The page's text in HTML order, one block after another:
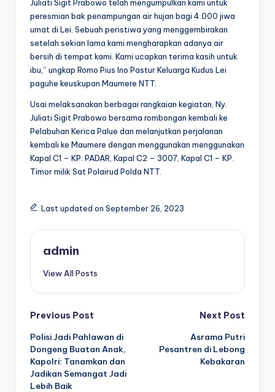
Juliati Sigit Prabowo telah mengumpulkan kami untuk
peresmian bak penampungan air hujan bagi 4.000 jiwa
umat di Lei. Sebuah peristiwa yang menggembirakan
setelah sekian lama kami mengharapkan adanya air
bersih di tempat kami. Kami ucapkan terima kasih untuk
ibu,” ungkap Romo Pius Ino Pastur Keluarga Kudus Lei
paguhe keuskupan Maumere NTT.
Usai melaksanakan berbagai rangkaian kegiatan, Ny.
Juliati Sigit Prabowo bersama rombongan kembali ke
Pelabuhan Kerica Palue dan melanjutkan perjalanan
kembali ke Maumere dengan menggunakan menggunakan
Kapal C1 – KP. PADAR, Kapal C2 – 3007, Kapal C1 – KP.
Timor milik Sat Polairud Polda NTT.
Last updated on September 26, 2023
admin
View All Posts
Post
navigation
Previous Post
Polisi Jadi Pahlawan di
Dongeng Buatan Anak,
Kapolri: Tanamkan dan
Jadikan Semangat Jadi
Lebih Baik
Next Post
Asrama Putri
Pesantren di Lebong
Kebakaran